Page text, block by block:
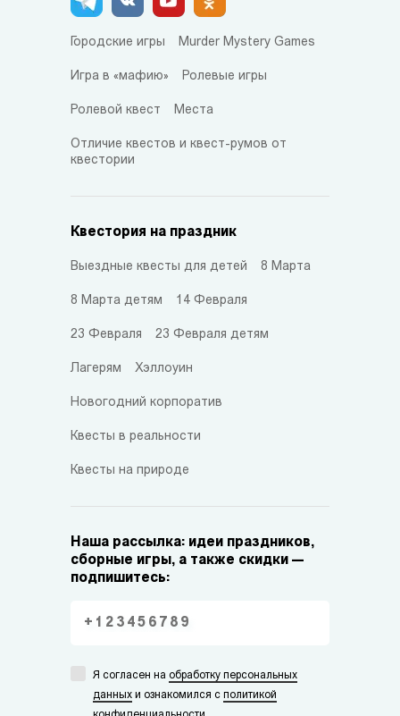
Городские игры Murder Mystery Games
Игра в «мафию» Ролевые игры
Ролевой квест Места
Отличие квестов и квест-румов от
квестории
Квестория на праздник
Выездные квесты для детей 8 Марта
8 Марта детям 14 Февраля
23 Февраля 23 Февраля детям
Лагерям Хэллоуин
Новогодний корпоратив
Квесты в реальности
Квесты на природе
Наша рассылка: идеи праздников,
сборные игры, а также скидки —
подпишитесь:
Я согласен на обработку персональных
данных и ознакомился с политикой